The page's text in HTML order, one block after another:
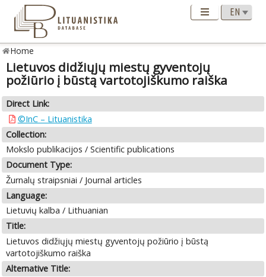
Home
Lietuvos didžiųjų miestų gyventojų
požiūrio į būstą vartotojiškumo raiška
Direct Link:
©InC – Lituanistika
Collection:
Mokslo publikacijos / Scientific publications
Document Type:
Žurnalų straipsniai / Journal articles
Language:
Lietuvių kalba / Lithuanian
Title:
Lietuvos didžiųjų miestų gyventojų požiūrio į būstą
vartotojiškumo raiška
Alternative Title: